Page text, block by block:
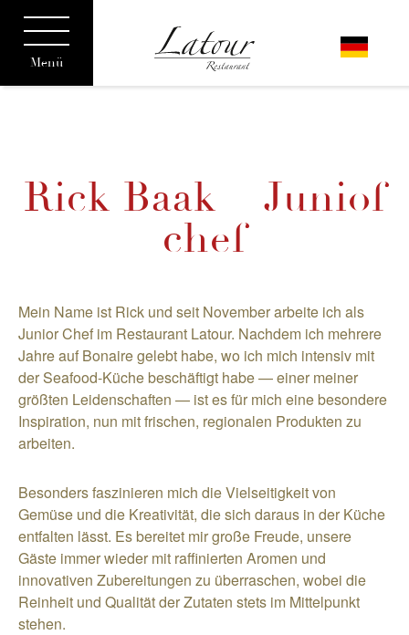
Menü
Rick Baak – Juniof
chef
Mein Name ist Rick und seit November arbeite ich als
Junior Chef im Restaurant Latour. Nachdem ich mehrere
Jahre auf Bonaire gelebt habe, wo ich mich intensiv mit
der Seafood-Küche beschäftigt habe — einer meiner
größten Leidenschaften — ist es für mich eine besondere
Inspiration, nun mit frischen, regionalen Produkten zu
arbeiten.
Besonders faszinieren mich die Vielseitigkeit von
Gemüse und die Kreativität, die sich daraus in der Küche
entfalten lässt. Es bereitet mir große Freude, unsere
Gäste immer wieder mit raffinierten Aromen und
innovativen Zubereitungen zu überraschen, wobei die
Reinheit und Qualität der Zutaten stets im Mittelpunkt
stehen.